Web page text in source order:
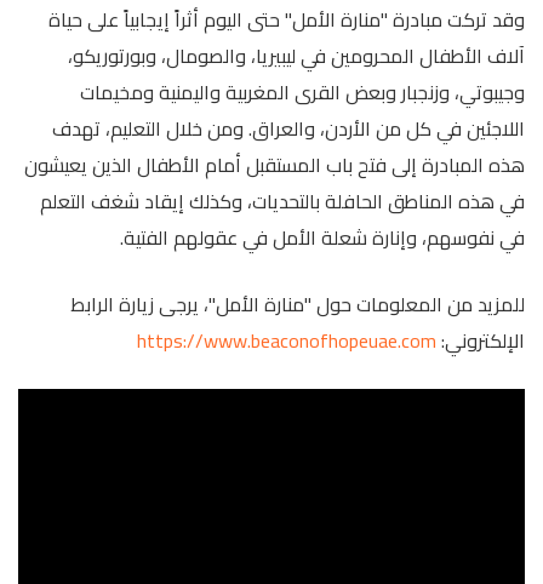
وقد تركت مبادرة "منارة الأمل" حتى اليوم أثراً إيجابياً على حياة
آلاف الأطفال المحرومين في ليبيريا، والصومال، وبورتوريكو،
وجيبوتي، وزنجبار وبعض القرى المغربية واليمنية ومخيمات
اللاجئين في كل من الأردن، والعراق. ومن خلال التعليم، تهدف
هذه المبادرة إلى فتح باب المستقبل أمام الأطفال الذين يعيشون
في هذه المناطق الحافلة بالتحديات، وكذلك إيقاد شغف التعلم
في نفوسهم، وإنارة شعلة الأمل في عقولهم الفتية.
للمزيد من المعلومات حول "منارة الأمل"، يرجى زيارة الرابط
الإلكتروني:https://www.beaconofhopeuae.com